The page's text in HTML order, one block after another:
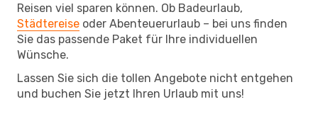
Reisen viel sparen können. Ob Badeurlaub,
Städtereise oder Abenteuerurlaub – bei uns finden
Sie das passende Paket für Ihre individuellen
Wünsche.
Lassen Sie sich die tollen Angebote nicht entgehen
und buchen Sie jetzt Ihren Urlaub mit uns!